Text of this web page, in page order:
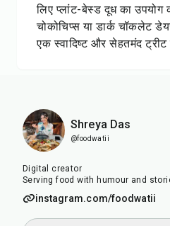
लिए प्लांट-बेस्ड दूध का
चोकोचिप्स या डार्क चॉकलेट
एक स्वादिष्ट और सेहतमंद
Shreya Das
@foodwatii
Digital creator
Serving food with humour and
instagram.com/foodwatii